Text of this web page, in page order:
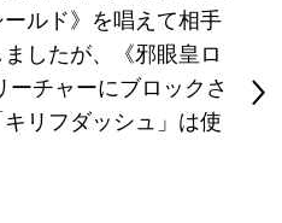
ルド》を唱えて相手
したが、《邪眼皇ロ
ーチャーにブロックさ
リフダッシュ」は使